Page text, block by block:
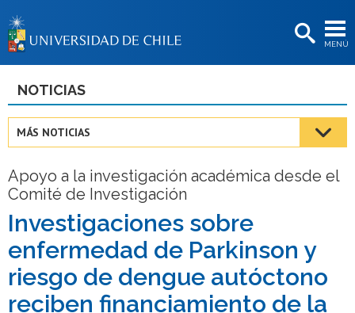
MENÚ
BIBLIOTECAS
Estudiantes
Académicas/os
Funcionarias/os
Egresadas/os
NOTICIAS
MÁS NOTICIAS
Apoyo a la investigación académica desde el
Comité de Investigación
Investigaciones sobre
enfermedad de Parkinson y
riesgo de dengue autóctono
reciben financiamiento de la